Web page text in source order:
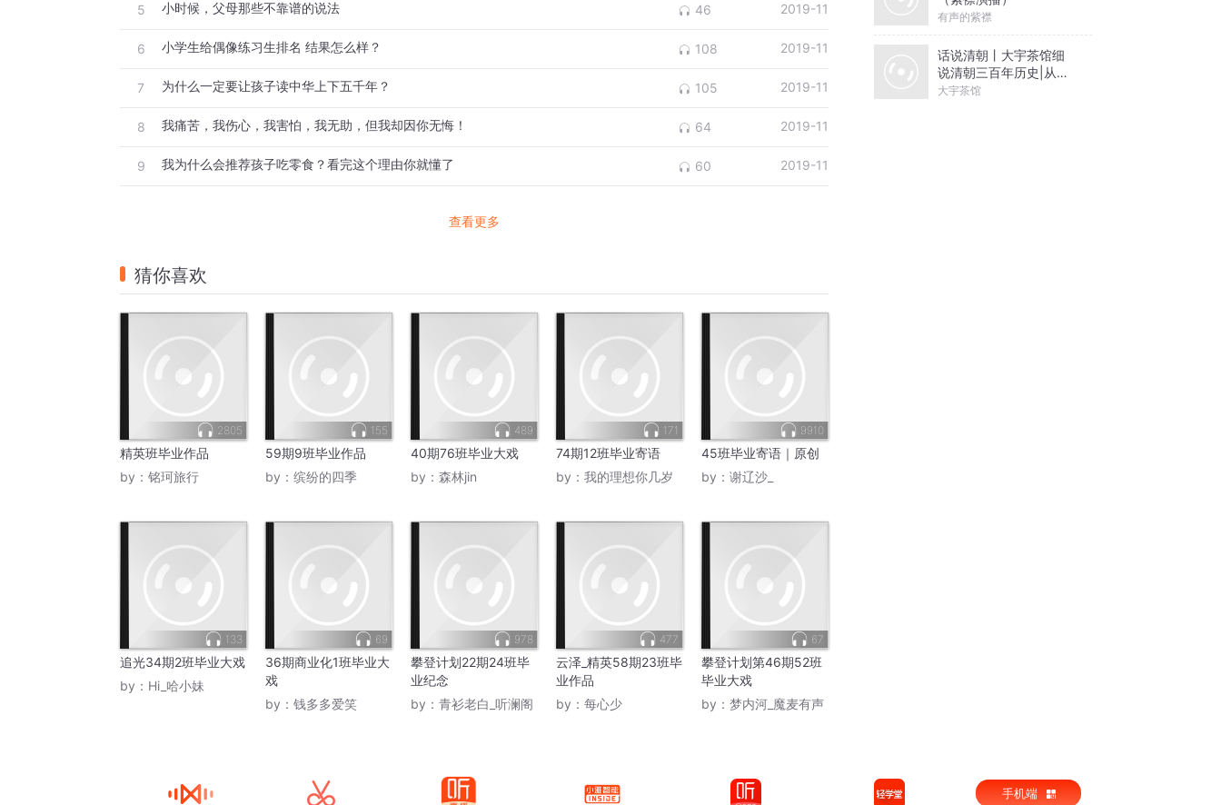
5 小时候，父母那些不靠谱的说法 46 2019-11
6 小学生给偶像练习生排名 结果怎么样？ 108 2019-11
7 为什么一定要让孩子读中华上下五千年？ 105 2019-11
8 我痛苦，我伤心，我害怕，我无助，但我却因你无悔！ 64 2019-11
9 我为什么会推荐孩子吃零食？看完这个理由你就懂了 60 2019-11
查看更多
猜你喜欢
2805
精英班毕业作品
by： 铭珂旅行
155
59期9班毕业作品
by： 缤纷的四季
489
40期76班毕业大戏
by： 森林jin
171
74期12班毕业寄语
by： 我的理想你几岁
9910
45班毕业寄语｜原创
by： 谢辽沙_
133
追光34期2班毕业大戏
by： Hi_哈小妹
69
36期商业化1班毕业大
戏
by： 钱多多爱笑
978
攀登计划22期24班毕
业纪念
by： 青衫老白_听澜阁
477
云泽_精英58期23班毕
业作品
by： 每心少
67
攀登计划第46期52班
毕业大戏
by： 梦内河_魔麦有声
有声的紫襟
话说清朝丨大宇茶馆细
说清朝三百年历史|从努
尔哈赤到末代皇帝溥仪|
大宇茶馆
手机端